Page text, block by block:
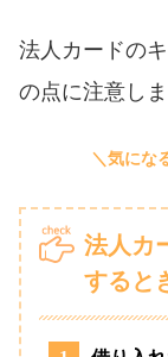
法人カードの
の点に注意しま
法人カ
すると